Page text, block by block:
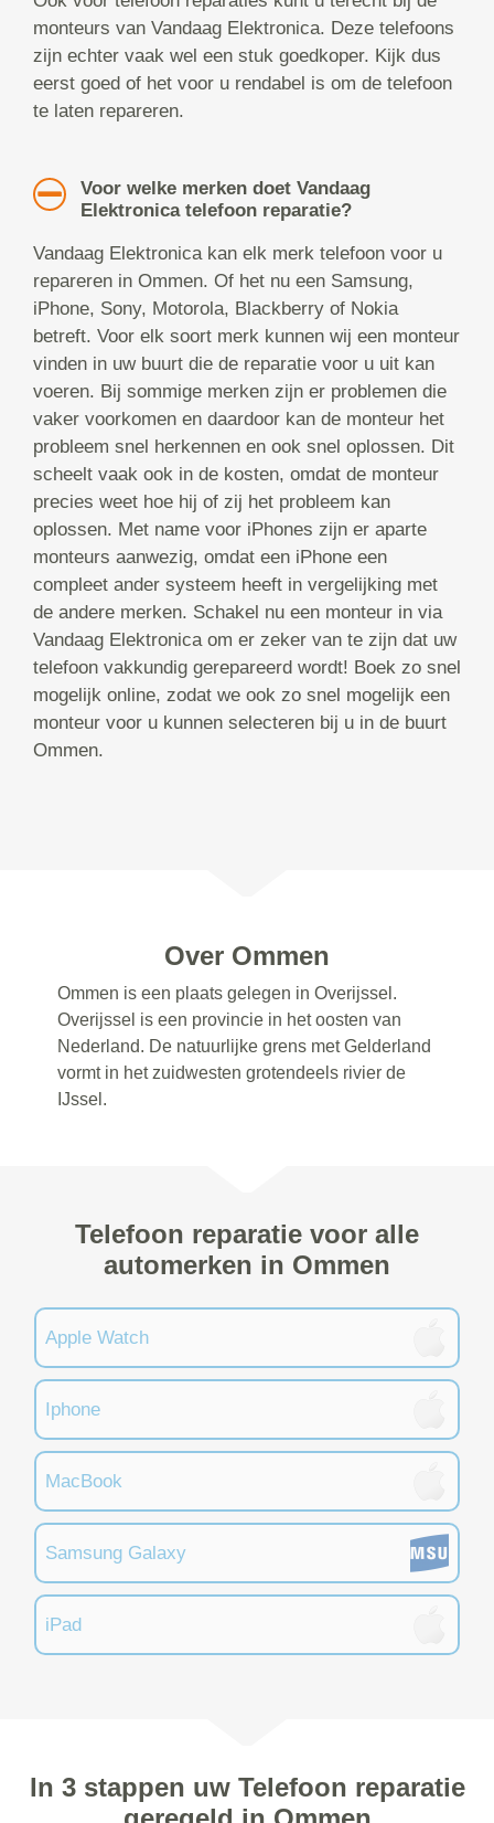
monteurs van Vandaag Elektronica. Deze telefoons
zijn echter vaak wel een stuk goedkoper. Kijk dus
eerst goed of het voor u rendabel is om de telefoon
te laten repareren.
Voor welke merken doet Vandaag
Elektronica telefoon reparatie?
Vandaag Elektronica kan elk merk telefoon voor u
repareren in Ommen. Of het nu een Samsung,
iPhone, Sony, Motorola, Blackberry of Nokia
betreft. Voor elk soort merk kunnen wij een monteur
vinden in uw buurt die de reparatie voor u uit kan
voeren. Bij sommige merken zijn er problemen die
vaker voorkomen en daardoor kan de monteur het
probleem snel herkennen en ook snel oplossen. Dit
scheelt vaak ook in de kosten, omdat de monteur
precies weet hoe hij of zij het probleem kan
oplossen. Met name voor iPhones zijn er aparte
monteurs aanwezig, omdat een iPhone een
compleet ander systeem heeft in vergelijking met
de andere merken. Schakel nu een monteur in via
Vandaag Elektronica om er zeker van te zijn dat uw
telefoon vakkundig gerepareerd wordt! Boek zo snel
mogelijk online, zodat we ook zo snel mogelijk een
monteur voor u kunnen selecteren bij u in de buurt
Ommen.
Over Ommen
Ommen is een plaats gelegen in Overijssel.
Overijssel is een provincie in het oosten van
Nederland. De natuurlijke grens met Gelderland
vormt in het zuidwesten grotendeels rivier de
IJssel.
Telefoon reparatie voor alle
automerken in Ommen
Apple Watch
Iphone
MacBook
Samsung Galaxy
iPad
In 3 stappen uw Telefoon reparatie